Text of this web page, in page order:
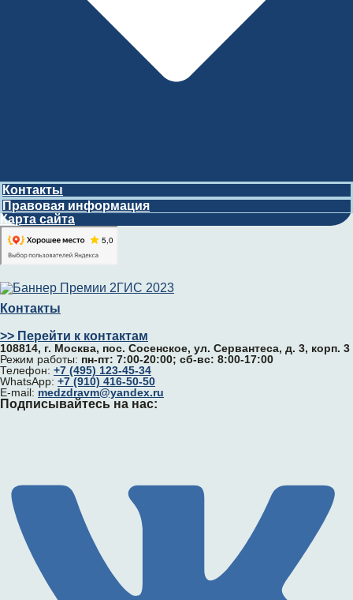
Контакты
Правовая информация
Карта сайта
Контакты
>> Перейти к контактам
108814, г. Москва, поc. Сосенское, ул. Сервантеса, д. 3, корп. 3
Режим работы: пн-пт: 7:00-20:00; сб-вс: 8:00-17:00
Телефон: +7 (495) 123-45-34
WhatsApp: +7 (910) 416-50-50
E-mail: medzdravm@yandex.ru
Подписывайтесь на нас: